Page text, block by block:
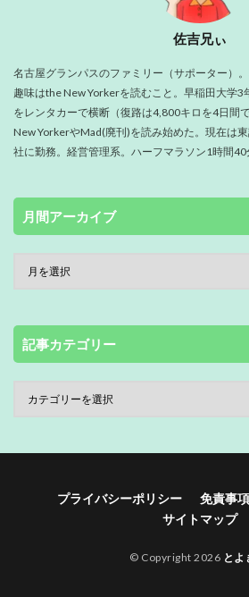
佐吉兄ぃ
名古屋グランパスのファミリー（サポーター）
趣味はthe New Yorkerを読むこと。早稲田大学
をレンタカーで横断（復路は4,800キロを4日間
New YorkerやMad(廃刊)を読み始めた。現在は
社に勤務。経営管理系。ハーフマラソン1時間40
月間アーカイブ
記事カテゴリー
プライバシーポリシー 免責事項
サイトマップ
© Copyright 2026 とよ